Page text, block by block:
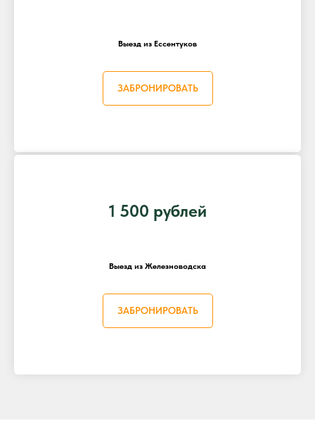
Выезд из Ессентуков
ЗАБРОНИРОВАТЬ
1 500 рублей
Выезд из Железноводска
ЗАБРОНИРОВАТЬ